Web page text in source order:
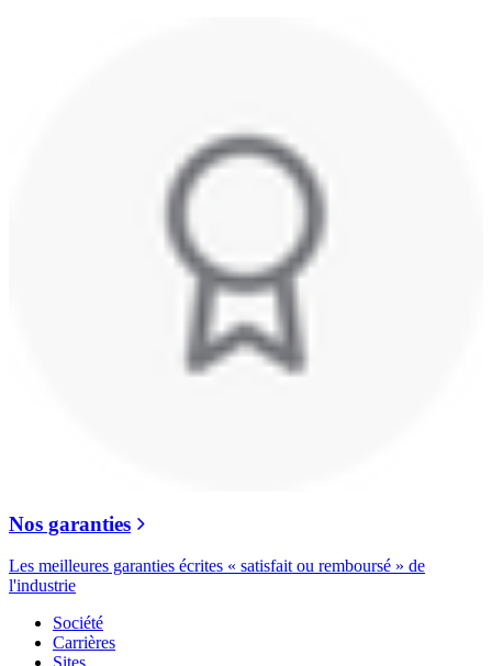
Nos garanties
Les meilleures garanties écrites « satisfait ou remboursé » de
l'industrie
Société
Carrières